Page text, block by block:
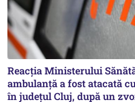
Reacția Ministerului
ambulanță a fost atacată
în județul Cluj, după un